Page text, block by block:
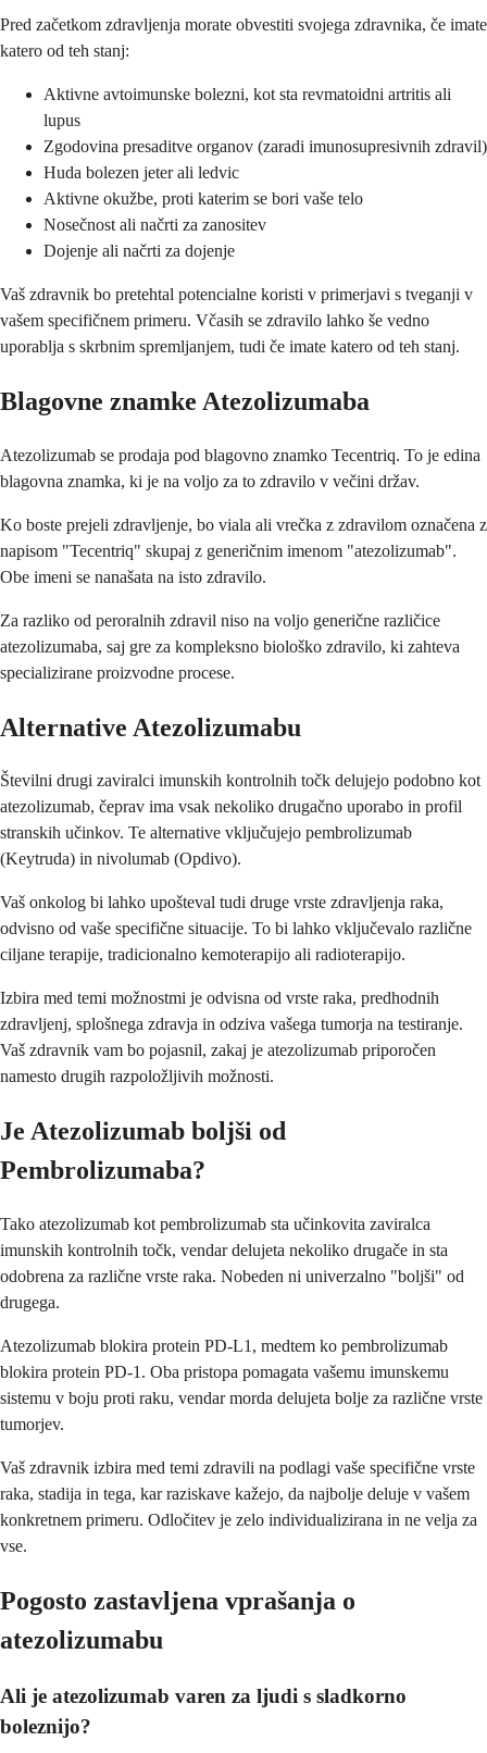
Pred začetkom zdravljenja morate obvestiti svojega zdravnika, če imate
katero od teh stanj:
Aktivne avtoimunske bolezni, kot sta revmatoidni artritis ali
lupus
Zgodovina presaditve organov (zaradi imunosupresivnih zdravil)
Huda bolezen jeter ali ledvic
Aktivne okužbe, proti katerim se bori vaše telo
Nosečnost ali načrti za zanositev
Dojenje ali načrti za dojenje
Vaš zdravnik bo pretehtal potencialne koristi v primerjavi s tveganji v
vašem specifičnem primeru. Včasih se zdravilo lahko še vedno
uporablja s skrbnim spremljanjem, tudi če imate katero od teh stanj.
Blagovne znamke Atezolizumaba
Atezolizumab se prodaja pod blagovno znamko Tecentriq. To je edina
blagovna znamka, ki je na voljo za to zdravilo v večini držav.
Ko boste prejeli zdravljenje, bo viala ali vrečka z zdravilom označena z
napisom "Tecentriq" skupaj z generičnim imenom "atezolizumab".
Obe imeni se nanašata na isto zdravilo.
Za razliko od peroralnih zdravil niso na voljo generične različice
atezolizumaba, saj gre za kompleksno biološko zdravilo, ki zahteva
specializirane proizvodne procese.
Alternative Atezolizumabu
Številni drugi zaviralci imunskih kontrolnih točk delujejo podobno kot
atezolizumab, čeprav ima vsak nekoliko drugačno uporabo in profil
stranskih učinkov. Te alternative vključujejo pembrolizumab
(Keytruda) in nivolumab (Opdivo).
Vaš onkolog bi lahko upošteval tudi druge vrste zdravljenja raka,
odvisno od vaše specifične situacije. To bi lahko vključevalo različne
ciljane terapije, tradicionalno kemoterapijo ali radioterapijo.
Izbira med temi možnostmi je odvisna od vrste raka, predhodnih
zdravljenj, splošnega zdravja in odziva vašega tumorja na testiranje.
Vaš zdravnik vam bo pojasnil, zakaj je atezolizumab priporočen
namesto drugih razpoložljivih možnosti.
Je Atezolizumab boljši od
Pembrolizumaba?
Tako atezolizumab kot pembrolizumab sta učinkovita zaviralca
imunskih kontrolnih točk, vendar delujeta nekoliko drugače in sta
odobrena za različne vrste raka. Nobeden ni univerzalno "boljši" od
drugega.
Atezolizumab blokira protein PD-L1, medtem ko pembrolizumab
blokira protein PD-1. Oba pristopa pomagata vašemu imunskemu
sistemu v boju proti raku, vendar morda delujeta bolje za različne vrste
tumorjev.
Vaš zdravnik izbira med temi zdravili na podlagi vaše specifične vrste
raka, stadija in tega, kar raziskave kažejo, da najbolje deluje v vašem
konkretnem primeru. Odločitev je zelo individualizirana in ne velja za
vse.
Pogosto zastavljena vprašanja o
atezolizumabu
Ali je atezolizumab varen za ljudi s sladkorno
boleznijo?